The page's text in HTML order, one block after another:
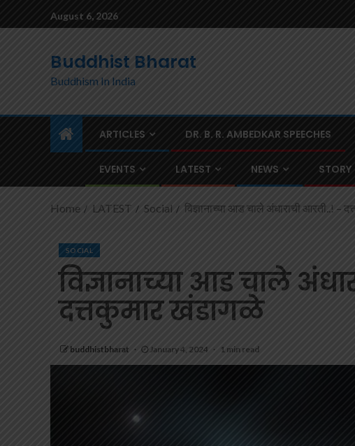
August 6, 2026
Buddhist Bharat
Buddhism In India
ARTICLES DR. B. R. AMBEDKAR SPEECHES
EVENTS LATEST NEWS STORY
Home LATEST Social विज्ञानाच्या आड चाले अंधाराची आरती..! –
SOCIAL
विज्ञानाच्या आड चाले
दत्तकुमार खंडागळे
buddhistbharat January 4, 2024 1 min read